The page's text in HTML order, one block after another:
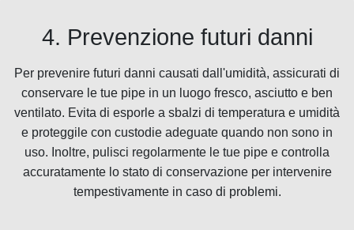
4. Prevenzione futuri danni
Per prevenire futuri danni causati dall'umidità, assicurati di
conservare le tue pipe in un luogo fresco, asciutto e ben
ventilato. Evita di esporle a sbalzi di temperatura e umidità
e proteggile con custodie adeguate quando non sono in
uso. Inoltre, pulisci regolarmente le tue pipe e controlla
accuratamente lo stato di conservazione per intervenire
tempestivamente in caso di problemi.